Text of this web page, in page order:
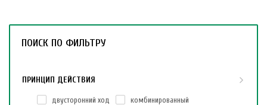
ПОИСК ПО ФИЛЬТРУ
ПРИНЦИП ДЕЙСТВИЯ
двусторонний ход комбинированный